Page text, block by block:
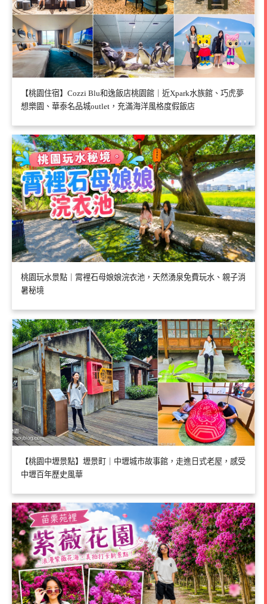
【桃園住宿】Cozzi Blu和逸飯店桃園館｜近Xpark水族館、巧虎夢
想樂園、華泰名品城outlet，充滿海洋風格度假飯店
桃園玩水景點｜霄裡石母娘娘浣衣池，天然湧泉免費玩水、親子消
暑秘境
【桃園中壢景點】壢景町｜中壢城市故事館，走進日式老屋，感受
中壢百年歷史風華